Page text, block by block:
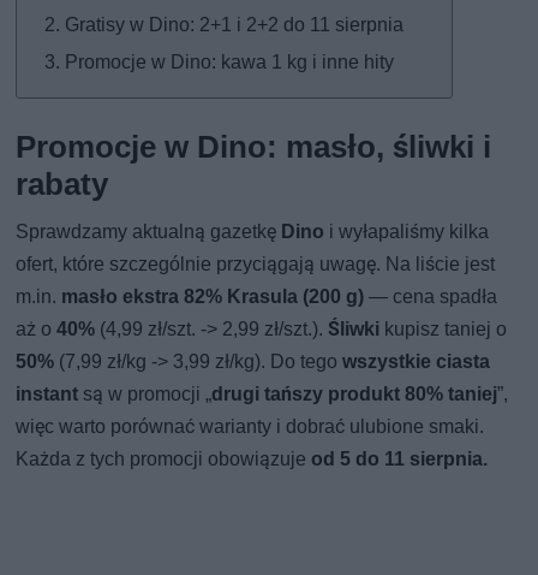
Gratisy w Dino: 2+1 i 2+2 do 11 sierpnia
Promocje w Dino: kawa 1 kg i inne hity
Promocje w Dino: masło, śliwki i
rabaty
Sprawdzamy aktualną gazetkę Dino i wyłapaliśmy kilka
ofert, które szczególnie przyciągają uwagę. Na liście jest
m.in. masło ekstra 82% Krasula (200 g) — cena spadła
aż o40% (4,99 zł/szt. -> 2,99 zł/szt.). Śliwki kupisz taniej o
50% (7,99 zł/kg -> 3,99 zł/kg). Do tegowszystkie ciasta
instant są w promocji „drugi tańszy produkt 80% taniej”,
więc warto porównać warianty i dobrać ulubione smaki.
Każda z tych promocji obowiązuje od 5 do 11 sierpnia.